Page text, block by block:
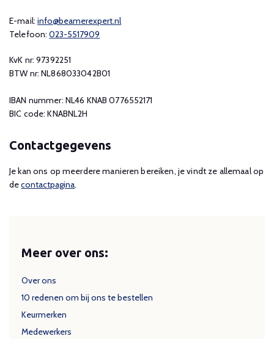
E-mail:info@beamerexpert.nl
Telefoon:023-5517909
KvK nr: 97392251
BTW nr: NL868033042B01
IBAN nummer: NL46 KNAB 0776552171
BIC code: KNABNL2H
Contactgegevens
Je kan ons op meerdere manieren bereiken, je vindt ze allemaal op
decontactpagina.
Meer over ons:
Over ons
10 redenen om bij ons te bestellen
Keurmerken
Medewerkers